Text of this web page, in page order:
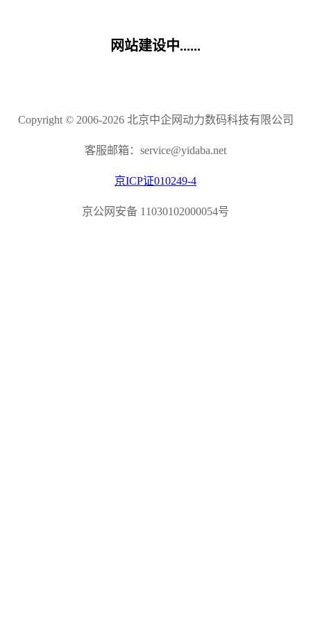
网站建设中......
Copyright © 2006-2026 北京中企网动力数码科技有限公司
客服邮箱：service@yidaba.net
京ICP证010249-4
京公网安备 11030102000054号